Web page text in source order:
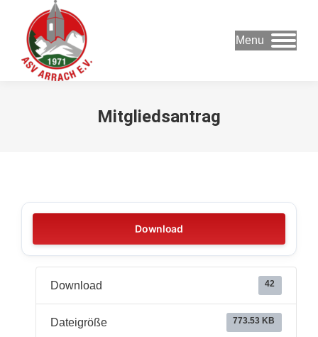
Menu
Mitgliedsantrag
Download
Download 42
Dateigröße 773.53 KB